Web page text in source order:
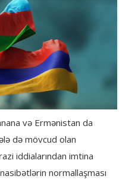
və Ermənistan da
də mövcud olan
iddialarından imtina
normallaşması